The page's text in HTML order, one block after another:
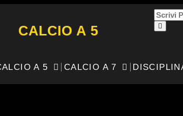
CALCIO A 5
A 5 CALCIO A 7